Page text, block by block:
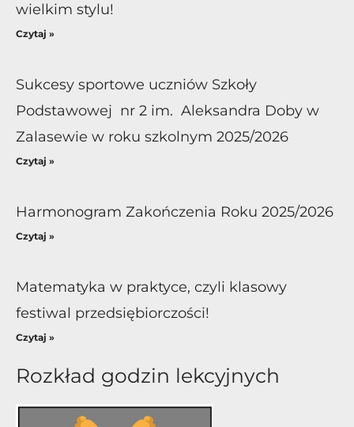
wielkim stylu!
Czytaj »
Sukcesy sportowe uczniów Szkoły
Podstawowej nr 2 im. Aleksandra Doby w
Zalasewie w roku szkolnym 2025/2026
Czytaj »
Harmonogram Zakończenia Roku 2025/2026
Czytaj »
Matematyka w praktyce, czyli klasowy
festiwal przedsiębiorczości!
Czytaj »
Rozkład godzin lekcyjnych